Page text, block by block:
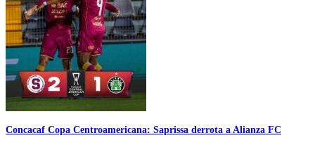
Concacaf Copa Centroamericana: Saprissa derrota a Alianza FC